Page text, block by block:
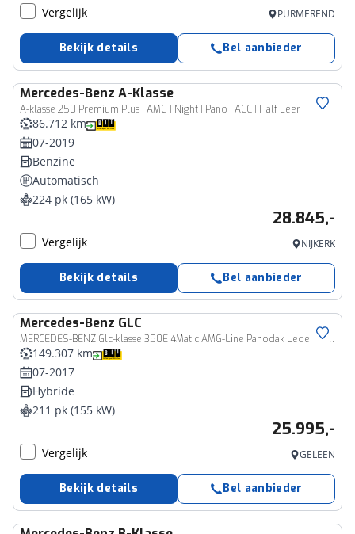
Vergelijk PURMEREND
Bekijk details Bel aanbieder
Mercedes-Benz A-Klasse
A-klasse 250 Premium Plus | AMG | Night | Pano | ACC | Half Leer
86.712 km
07-2019
Benzine
Automatisch
224 pk (165 kW)
28.845,-
Vergelijk NIJKERK
Bekijk details Bel aanbieder
Mercedes-Benz GLC
MERCEDES-BENZ Glc-klasse 350E 4Matic AMG-Line Panodak Leder Keyless Trekhaak Camera Incl 12Mnd Garantie
149.307 km
07-2017
Hybride
211 pk (155 kW)
25.995,-
Vergelijk GELEEN
Bekijk details Bel aanbieder